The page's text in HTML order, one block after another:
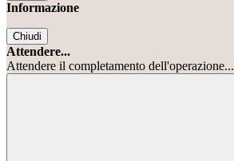
Informazione
Chiudi
Attendere...
Attendere il completamento dell'operazione...